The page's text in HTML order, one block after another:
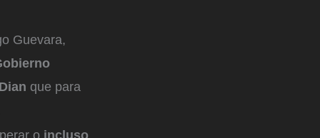
Guevara,
que para
o incluso